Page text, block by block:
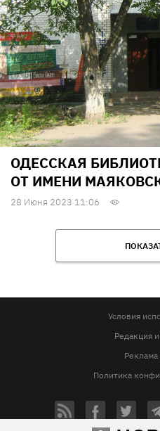
ОДЕССКАЯ
ОТ ИМЕНИ
28 Июня 2023 11:06
Условия
Редакция
Реклама
Политика